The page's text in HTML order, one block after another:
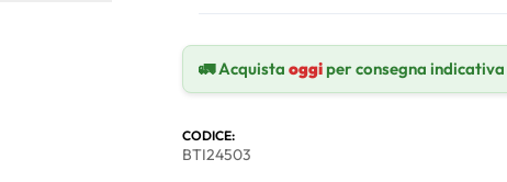
🚛 Acquista oggiper consegna indicativa
CODICE:
BTI24503